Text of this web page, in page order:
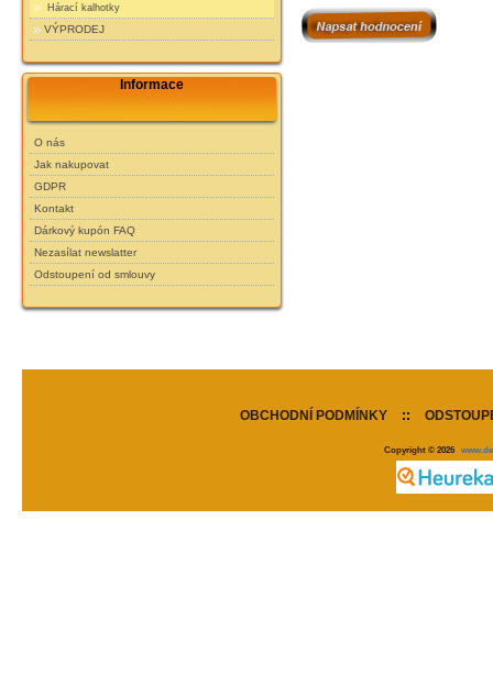
Hárací kalhotky
VÝPRODEJ
Informace
O nás
Jak nakupovat
GDPR
Kontakt
Dárkový kupón FAQ
Nezasílat newslatter
Odstoupení od smlouvy
OBCHODNÍ PODMÍNKY ::
Copyright © 2026